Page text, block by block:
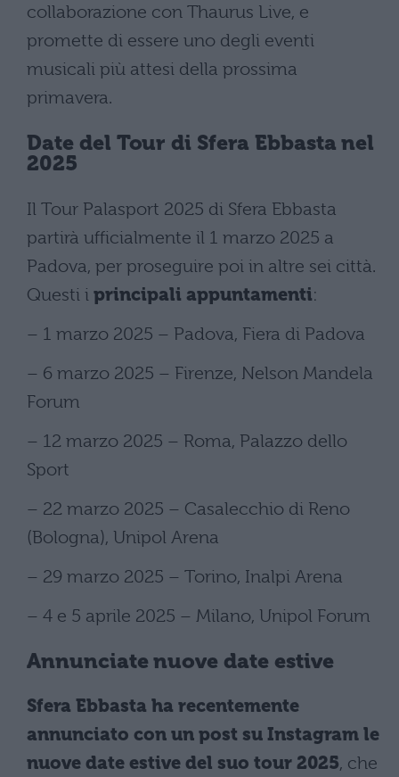
collaborazione con Thaurus Live, e
promette di essere uno degli eventi
musicali più attesi della prossima
primavera.
Date del Tour di Sfera Ebbasta nel
2025
Il Tour Palasport 2025 di Sfera Ebbasta
partirà ufficialmente il 1 marzo 2025 a
Padova, per proseguire poi in altre sei città.
Questi i principali appuntamenti:
– 1 marzo 2025 – Padova, Fiera di Padova
– 6 marzo 2025 – Firenze, Nelson Mandela
Forum
– 12 marzo 2025 – Roma, Palazzo dello
Sport
– 22 marzo 2025 – Casalecchio di Reno
(Bologna), Unipol Arena
– 29 marzo 2025 – Torino, Inalpi Arena
– 4 e 5 aprile 2025 – Milano, Unipol Forum
Annunciate nuove date estive
Sfera Ebbasta ha recentemente
annunciato con un post su Instagram le
nuove date estive del suo tour 2025, che